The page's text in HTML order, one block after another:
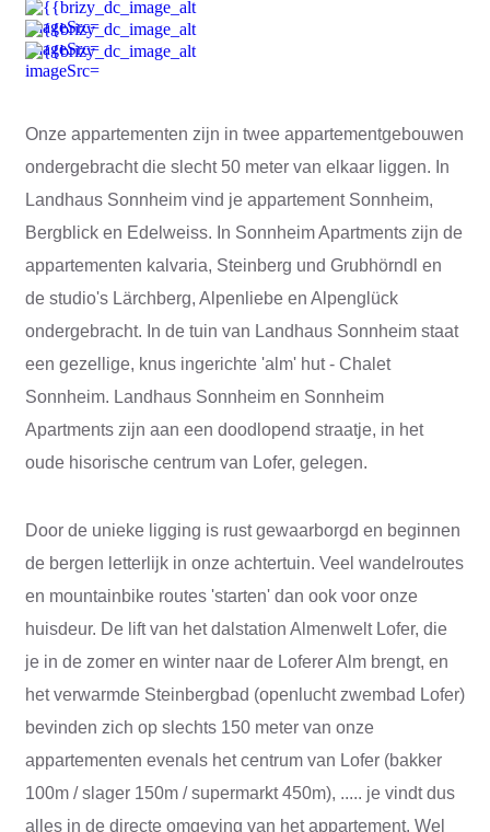
Onze appartementen zijn in twee appartementgebouwen
ondergebracht die slecht 50 meter van elkaar liggen. In
Landhaus Sonnheim vind je appartement Sonnheim,
Bergblick en Edelweiss. In Sonnheim Apartments zijn de
appartementen kalvaria, Steinberg und Grubhörndl en
de studio's Lärchberg, Alpenliebe en Alpenglück
ondergebracht. In de tuin van Landhaus Sonnheim staat
een gezellige, knus ingerichte 'alm' hut - Chalet
Sonnheim. Landhaus Sonnheim en Sonnheim
Apartments zijn aan een doodlopend straatje, in het
oude hisorische centrum van Lofer, gelegen.
Door de unieke ligging is rust gewaarborgd en beginnen
de bergen letterlijk in onze achtertuin. Veel wandelroutes
en mountainbike routes 'starten' dan ook voor onze
huisdeur. De lift van het dalstation Almenwelt Lofer, die
je in de zomer en winter naar de Loferer Alm brengt, en
het verwarmde Steinbergbad (openlucht zwembad Lofer)
bevinden zich op slechts 150 meter van onze
appartementen evenals het centrum van Lofer (bakker
100m / slager 150m / supermarkt 450m), ..... je vindt dus
alles in de directe omgeving van het appartement. Wel